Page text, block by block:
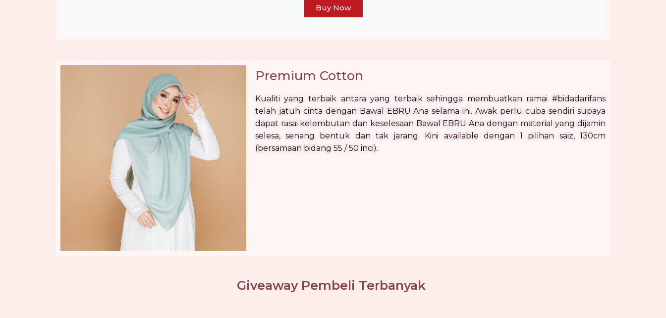
Buy Now
Premium Cotton
Kualiti yang terbaik antara yang terbaik sehingga membuatkan ramai #bidadarifans
telah jatuh cinta dengan Bawal EBRU Ana selama ini. Awak perlu cuba sendiri supaya
dapat rasai kelembutan dan keselesaan Bawal EBRU Ana dengan material yang dijamin
selesa, senang bentuk dan tak jarang. Kini available dengan 1 pilihan saiz, 130cm
(bersamaan bidang 55 / 50 inci).
Giveaway Pembeli Terbanyak